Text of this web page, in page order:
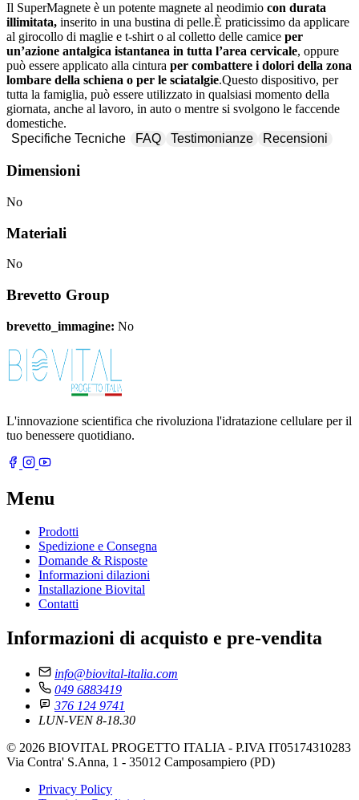
Il SuperMagnete è un potente magnete al neodimio con durata
illimitata, inserito in una bustina di pelle.È praticissimo da applicare
al girocollo di maglie e t-shirt o al colletto delle camice per
un’azione antalgica istantanea in tutta l’area cervicale, oppure
può essere applicato alla cintura per combattere i dolori della zona
lombare della schiena o per le sciatalgie.Questo dispositivo, per
tutta la famiglia, può essere utilizzato in qualsiasi momento della
giornata, anche al lavoro, in auto o mentre si svolgono le faccende
domestiche.
Specifiche Tecniche
FAQ Testimonianze Recensioni
Dimensioni
No
Materiali
No
Brevetto Group
brevetto_immagine: No
L'innovazione scientifica che rivoluziona l'idratazione cellulare per il
tuo benessere quotidiano.
Menu
Prodotti
Spedizione e Consegna
Domande & Risposte
Informazioni dilazioni
Installazione Biovital
Contatti
Informazioni di acquisto e pre-vendita
info@biovital-italia.com
049 6883419
376 124 9741
LUN-VEN 8-18.30
© 2026 BIOVITAL PROGETTO ITALIA - P.IVA IT05174310283
Via Contra' S.Anna, 1 - 35012 Camposampiero (PD)
Privacy Policy